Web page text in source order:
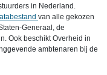
in Nederland.
van alle gekozen
Generaal, de
Ook beschikt Overheid in
ambtenaren bij de